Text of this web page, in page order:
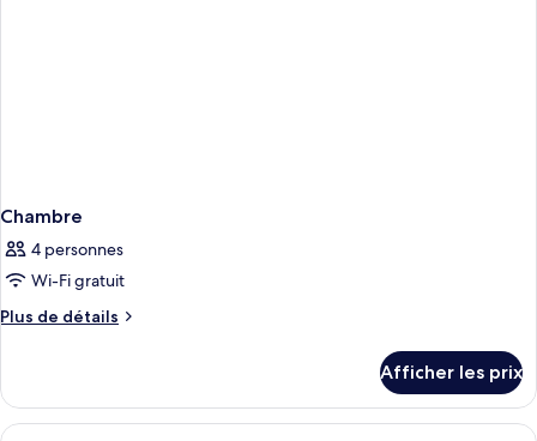
Chambre
4 personnes
Wi-Fi gratuit
Plus de détails
Plus
Chambre
Afficher les prix